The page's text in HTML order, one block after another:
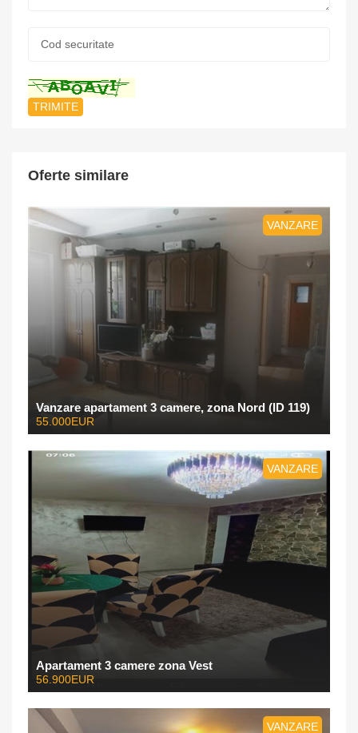
securitate:
Oferte similare
VANZARE
Vanzare apartament 3 camere, zona Nord (ID 119)
55.000EUR
VANZARE
Apartament 3 camere zona Vest
56.900EUR
VANZARE